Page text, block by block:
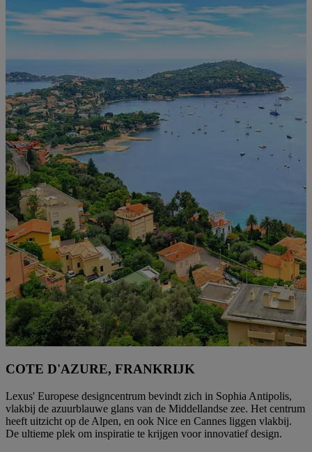
COTE D'AZURE, FRANKRIJK
Lexus' Europese designcentrum bevindt zich in Sophia Antipolis,
vlakbij de azuurblauwe glans van de Middellandse zee. Het centrum
heeft uitzicht op de Alpen, en ook Nice en Cannes liggen vlakbij.
De ultieme plek om inspiratie te krijgen voor innovatief design.